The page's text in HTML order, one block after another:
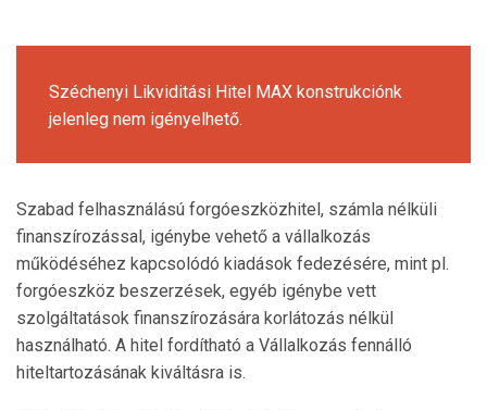
Széchenyi Likviditási Hitel MAX konstrukciónk
jelenleg nem igényelhető.
Szabad felhasználású forgóeszközhitel, számla nélküli
finanszírozással, igénybe vehető a vállalkozás
működéséhez kapcsolódó kiadások fedezésére, mint pl.
forgóeszköz beszerzések, egyéb igénybe vett
szolgáltatások finanszírozására korlátozás nélkül
használható. A hitel fordítható a Vállalkozás fennálló
hiteltartozásának kiváltásra is.